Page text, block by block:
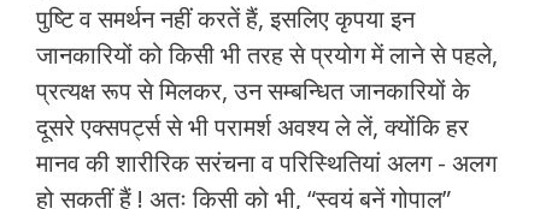
पुष्टि व समर्थन नहीं करतें हैं, इसलिए कृपया इन
जानकारियों को किसी भी तरह से प्रयोग में लाने से पहले,
प्रत्यक्ष रूप से मिलकर, उन सम्बन्धित जानकारियों के
दूसरे एक्सपर्ट्स से भी परामर्श अवश्य ले लें, क्योंकि हर
मानव की शारीरिक सरंचना व परिस्थितियां अलग - अलग
हो सकतीं हैं ! अतः किसी को भी, “स्वयं बनें गोपाल”